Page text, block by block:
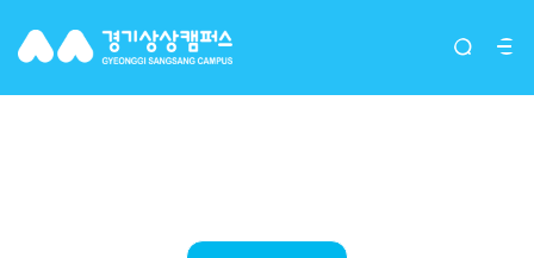
상상실험실 | 우드 책꽂이 만들